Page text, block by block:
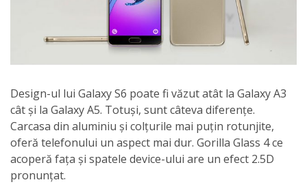
Design-ul lui Galaxy S6 poate fi văzut atât la Galaxy A3
cât și la Galaxy A5. Totuși, sunt câteva diferențe.
Carcasa din aluminiu și colțurile mai puțin rotunjite,
oferă telefonului un aspect mai dur. Gorilla Glass 4 ce
acoperă fața și spatele device-ului are un efect 2.5D
pronunțat.